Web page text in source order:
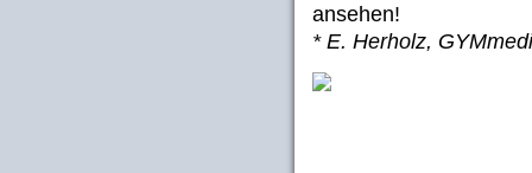
ansehen!
* E. Herholz,